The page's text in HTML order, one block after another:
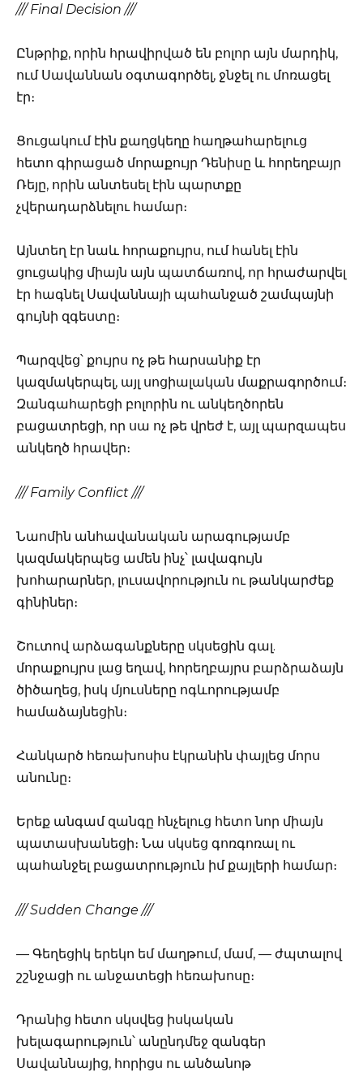
/// Final Decision ///
Ընթրիք, որին հրավիրված են բոլոր այն մարդիկ,
ում Սավաննան օգտագործել, ջնջել ու մոռացել
էր։
Ցուցակում էին քաղցկեղը հաղթահարելուց
հետո գիրացած մորաքույր Դենիսը և հորեղբայր
Ռեյը, որին անտեսել էին պարտքը
չվերադարձնելու համար։
Այնտեղ էր նաև հորաքույրս, ում հանել էին
ցուցակից միայն այն պատճառով, որ հրաժարվել
էր հագնել Սավաննայի պահանջած շամպայնի
գույնի զգեստը։
Պարզվեց՝ քույրս ոչ թե հարսանիք էր
կազմակերպել, այլ սոցիալական մաքրագործում։
Զանգահարեցի բոլորին ու անկեղծորեն
բացատրեցի, որ սա ոչ թե վրեժ է, այլ պարզապես
անկեղծ հրավեր։
/// Family Conflict ///
Նաոմին անհավանական արագությամբ
կազմակերպեց ամեն ինչ՝ լավագույն
խոհարարներ, լուսավորություն ու թանկարժեք
գինիներ։
Շուտով արձագանքները սկսեցին գալ.
մորաքույրս լաց եղավ, հորեղբայրս բարձրաձայն
ծիծաղեց, իսկ մյուսները ոգևորությամբ
համաձայնեցին։
Հանկարծ հեռախոսիս էկրանին փայլեց մորս
անունը։
Երեք անգամ զանգը հնչելուց հետո նոր միայն
պատասխանեցի։ Նա սկսեց գոռգոռալ ու
պահանջել բացատրություն իմ քայլերի համար։
/// Sudden Change ///
— Գեղեցիկ երեկո եմ մաղթում, մամ, — ժպտալով
շշնջացի ու անջատեցի հեռախոսը։
Դրանից հետո սկսվեց իսկական
խելագարություն՝ անընդմեջ զանգեր
Սավաննայից, հորիցս ու անծանոթ